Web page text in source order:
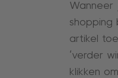
Wanneer
shopping
artikel
‘verder
klikken